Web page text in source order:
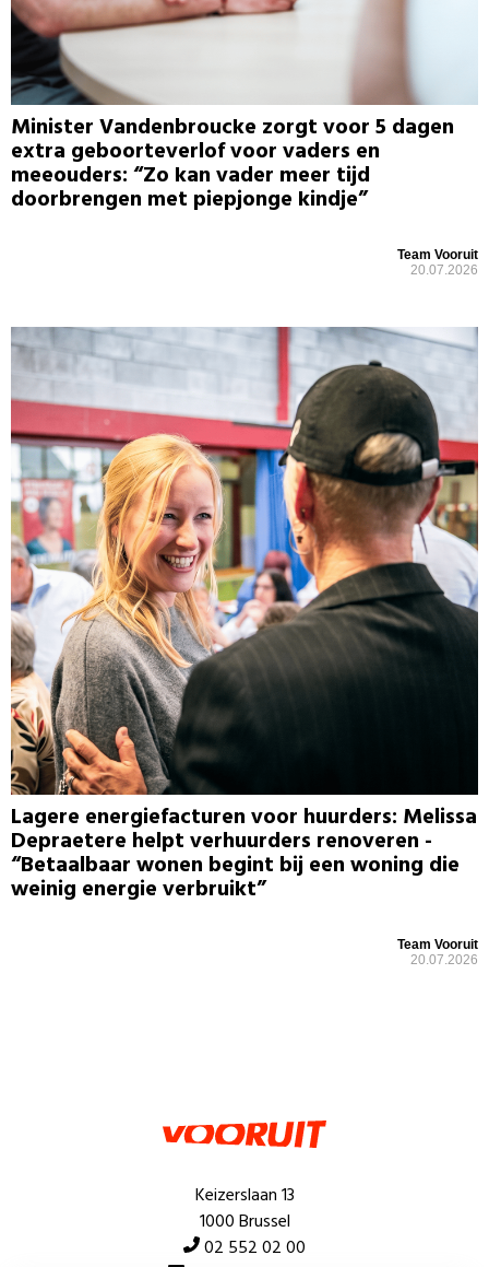
Minister Vandenbroucke zorgt voor 5 dagen
extra geboorteverlof voor vaders en
meeouders: “Zo kan vader meer tijd
doorbrengen met piepjonge kindje”
Team Vooruit
20.07.2026
Lagere energiefacturen voor huurders: Melissa
Depraetere helpt verhuurders renoveren -
“Betaalbaar wonen begint bij een woning die
weinig energie verbruikt”
Team Vooruit
20.07.2026
Keizerslaan 13
1000 Brussel
02 552 02 00